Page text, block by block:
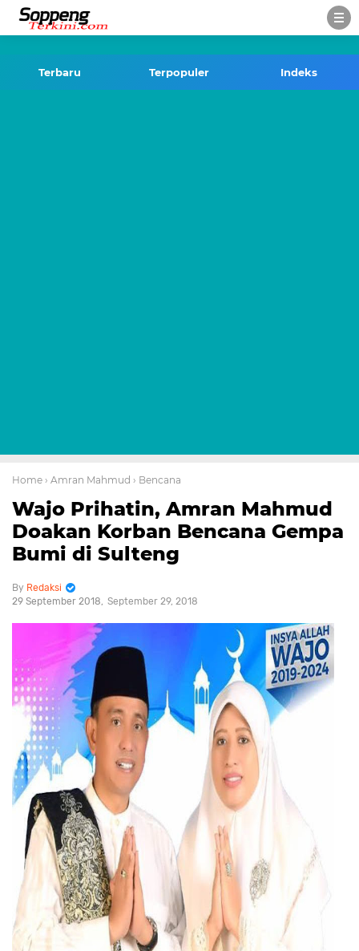
Terbaru Terpopuler Indeks
Home › Amran Mahmud › Bencana
Wajo Prihatin, Amran Mahmud
Doakan Korban Bencana Gempa
Bumi di Sulteng
Redaksi
29 September 2018
September 29, 2018